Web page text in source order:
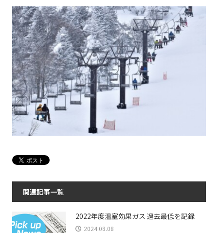
関連記事一覧
2022年度温室効果ガス 過去最低を記録
2024.08.08